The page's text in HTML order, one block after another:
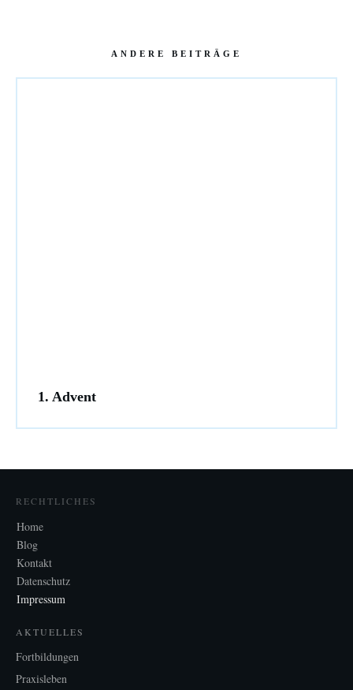
ANDERE BEITRÄGE
1. Advent
RECHTLICHES
Home
Blog
Kontakt
Datenschutz
Impressum
AKTUELLES
Fortbildungen
Praxisleben